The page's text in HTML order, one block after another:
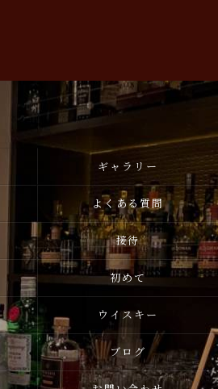
ギャラリー
よくある質問
接待
初めて
ウイスキー
ブログ